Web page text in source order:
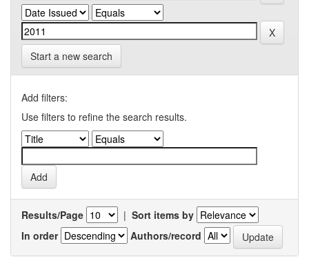
Start a new search
Add filters:
Use filters to refine the search results.
Results/Page | Sort items by
In order
Authors/record